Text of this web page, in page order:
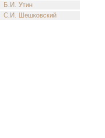
Б.И. Утин
С.И. Шешковский